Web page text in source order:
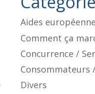
Aides
Comment ça
Concurrence /
Consommateurs
Divers